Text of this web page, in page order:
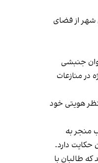
شهر از فضای
جنبشی
آن‌ها از کوچی‌ها، به‌ویژه در منازعات
هویتی خود
منجر به
دارد.
طالبان با